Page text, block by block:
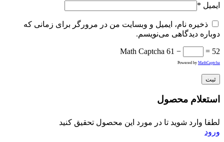
ایمیل *
ذخیره نام، ایمیل و وبسایت من در مرورگر برای زمانی که
دوباره دیدگاهی می‌نویسم.
Math Captcha 61 − = 52
Powered by MathCaptcha
استعلام محصول
لطفا وارد شوید تا در مورد این محصول تحقیق کنید
ورود